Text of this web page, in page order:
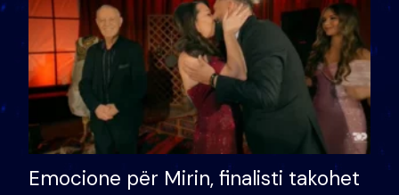
Emocione për Mirin, finalisti takohet